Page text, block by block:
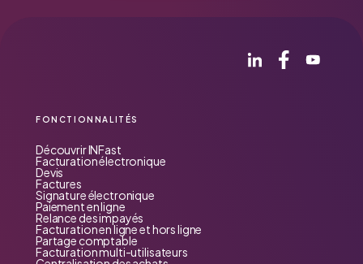
🔥 Essayez INFast gratuitement
FONCTIONNALITÉS
Découvrir INFast
Facturation électronique
Devis
Factures
Signature électronique
Paiement en ligne
Relance des impayés
Facturation en ligne et hors ligne
Partage comptable
Facturation multi-utilisateurs